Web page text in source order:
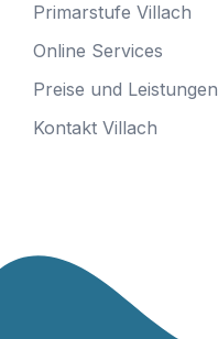
Primarstufe Villach
Online Services
Preise und Leistungen
Kontakt Villach